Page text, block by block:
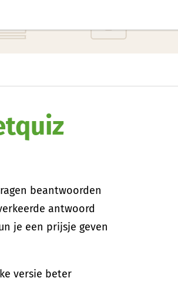
beantwoorden
antwoord
je een prijsje geven
versie beter